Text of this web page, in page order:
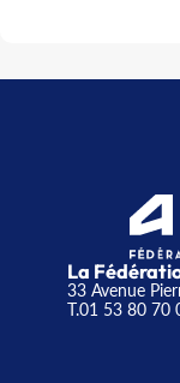
La
33 Avenue
T.01 53 80 70